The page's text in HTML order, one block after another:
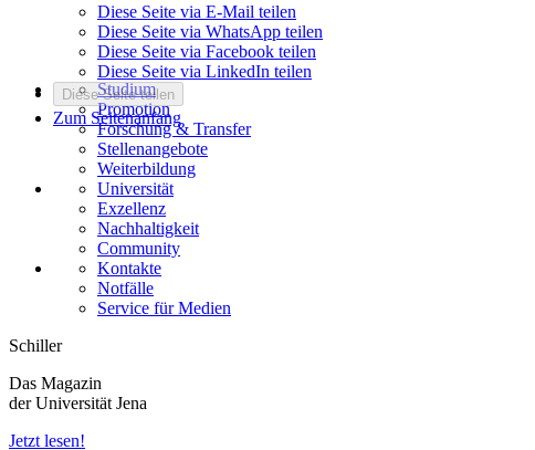
Diese Seite via E-Mail teilen
Diese Seite via WhatsApp teilen
Diese Seite via Facebook teilen
Diese Seite via LinkedIn teilen
Diese Seite teilen
Zum Seitenanfang
Studium
Promotion
Forschung & Transfer
Stellenangebote
Weiterbildung
Universität
Exzellenz
Nachhaltigkeit
Community
Kontakte
Notfälle
Service für Medien
Schiller
Das Magazin
der Universität Jena
Jetzt lesen!